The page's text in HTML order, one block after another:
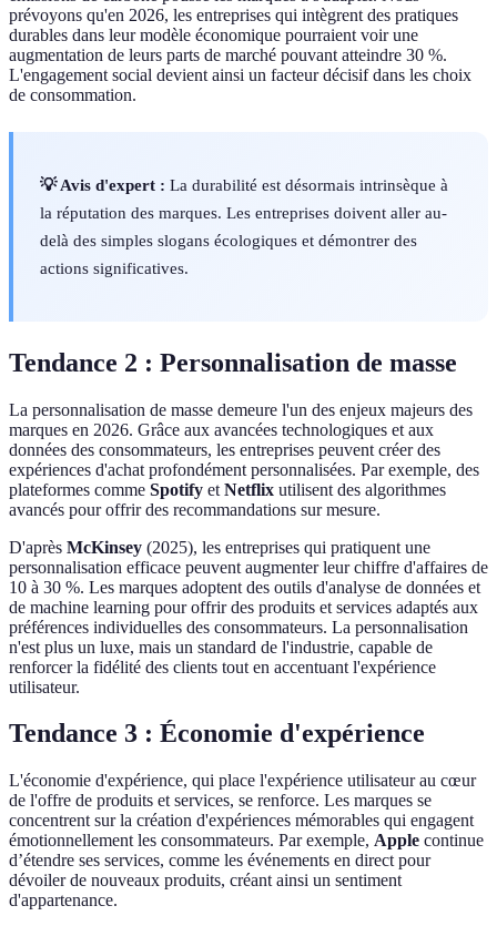
prévoyons qu'en 2026, les entreprises qui intègrent des pratiques
durables dans leur modèle économique pourraient voir une
augmentation de leurs parts de marché pouvant atteindre 30 %.
L'engagement social devient ainsi un facteur décisif dans les choix
de consommation.
💡 Avis d'expert : La durabilité est désormais intrinsèque à
la réputation des marques. Les entreprises doivent aller au-
delà des simples slogans écologiques et démontrer des
actions significatives.
Tendance 2 : Personnalisation de masse
La personnalisation de masse demeure l'un des enjeux majeurs des
marques en 2026. Grâce aux avancées technologiques et aux
données des consommateurs, les entreprises peuvent créer des
expériences d'achat profondément personnalisées. Par exemple, des
plateformes comme Spotify et Netflix utilisent des algorithmes
avancés pour offrir des recommandations sur mesure.
D'après McKinsey (2025), les entreprises qui pratiquent une
personnalisation efficace peuvent augmenter leur chiffre d'affaires de
10 à 30 %. Les marques adoptent des outils d'analyse de données et
de machine learning pour offrir des produits et services adaptés aux
préférences individuelles des consommateurs. La personnalisation
n'est plus un luxe, mais un standard de l'industrie, capable de
renforcer la fidélité des clients tout en accentuant l'expérience
utilisateur.
Tendance 3 : Économie d'expérience
L'économie d'expérience, qui place l'expérience utilisateur au cœur
de l'offre de produits et services, se renforce. Les marques se
concentrent sur la création d'expériences mémorables qui engagent
émotionnellement les consommateurs. Par exemple, Apple continue
d’étendre ses services, comme les événements en direct pour
dévoiler de nouveaux produits, créant ainsi un sentiment
d'appartenance.